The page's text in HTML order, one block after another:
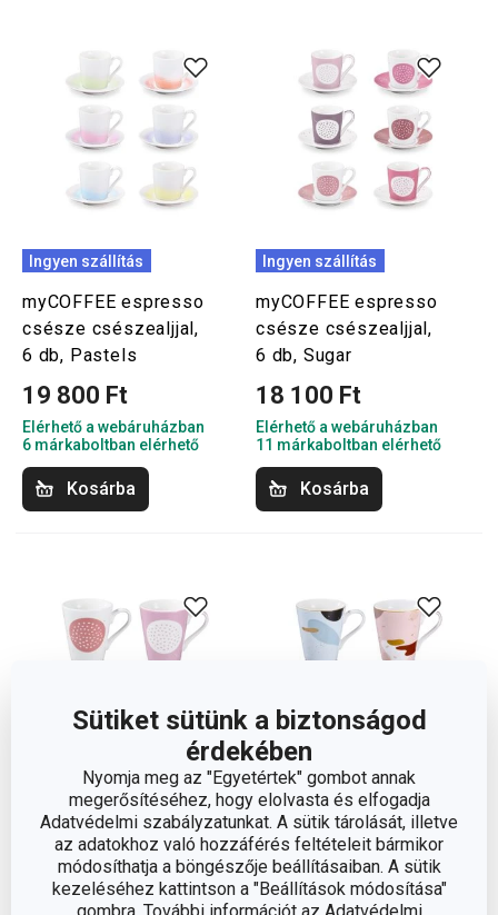
Sütiket sütünk a biztonságod
érdekében
Nyomja meg az "Egyetértek" gombot annak
megerősítéséhez, hogy elolvasta és elfogadja
Adatvédelmi szabályzatunkat. A sütik tárolását, illetve
az adatokhoz való hozzáférés feltételeit bármikor
módosíthatja a böngészője beállításaiban. A sütik
kezeléséhez kattintson a "Beállítások módosítása"
gombra. További információt az Adatvédelmi
Ingyen szállítás
myCOFFEE espresso
csésze csészealjjal,
6 db, Pastels
19 800 Ft
Elérhető a webáruházban
6 márkaboltban elérhető
Kosárba
Ingyen szállítás
myCOFFEE espresso
csésze csészealjjal,
6 db, Sugar
18 100 Ft
Elérhető a webáruházban
11 márkaboltban elérhető
Kosárba
myCOFFEE, 4 db, Sugar
16 500 Ft
Ingyen szállítás
myCOFFEE, 4 db, Moon
18 100 Ft